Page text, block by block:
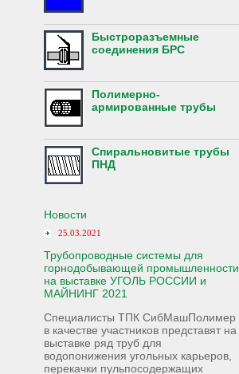
Быстроразъемные
соединения БРС
Полимерно-
армированные трубы
Спиральновитые трубы
ПНД
Новости
25.03.2021
Трубопроводные системы для
горнодобывающей промышленности
на выставке УГОЛЬ РОССИИ и
МАЙНИНГ 2021
Специалисты ТПК СибМашПолимер
в качестве участников представят на
выставке ряд труб для
водопонижения угольных карьеров,
перекачки пульпосодержащих